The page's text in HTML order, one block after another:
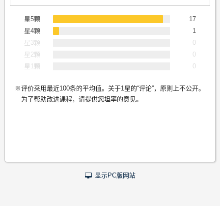
星5颗
17
星4颗
1
星3颗
0
星2颗
0
星1颗
0
评价采用最近100条的平均值。关于1星的“评论”，原则上不公开。
为了帮助改进课程，请提供您坦率的意见。
显示PC版网站